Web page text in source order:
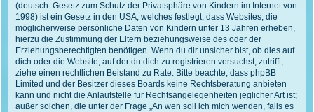
(deutsch: Gesetz zum Schutz der Privatsphäre von Kindern im Internet von
1998) ist ein Gesetz in den USA, welches festlegt, dass Websites, die
möglicherweise persönliche Daten von Kindern unter 13 Jahren erheben,
hierzu die Zustimmung der Eltern beziehungsweise des oder der
Erziehungsberechtigten benötigen. Wenn du dir unsicher bist, ob dies auf
dich oder die Website, auf der du dich zu registrieren versuchst, zutrifft,
ziehe einen rechtlichen Beistand zu Rate. Bitte beachte, dass phpBB
Limited und der Besitzer dieses Boards keine Rechtsberatung anbieten
kann und nicht die Anlaufstelle für Rechtsangelegenheiten jeglicher Art ist;
außer solchen, die unter der Frage „An wen soll ich mich wenden, falls es